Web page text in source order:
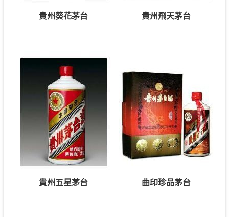
貴州葵花茅台 貴州飛天茅台
貴州五星茅台 曲印珍品茅台